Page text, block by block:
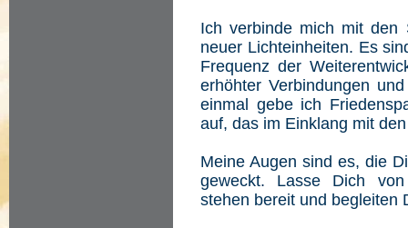
Ich verbinde mich mit den
neuer Lichteinheiten. Es
Frequenz der
erhöhter Verbindungen
einmal gebe ich
auf, das im Einklang mit
Meine Augen sind es, die
geweckt. Lasse Dich von
stehen bereit und begleiten